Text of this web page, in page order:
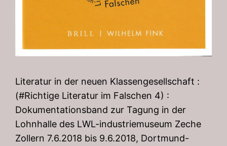
Literatur in der neuen Klassengesellschaft :
(#Richtige Literatur im Falschen 4) :
Dokumentationsband zur Tagung in der
Lohnhalle des LWL-industriemuseum Zeche
Zollern 7.6.2018 bis 9.6.2018, Dortmund-